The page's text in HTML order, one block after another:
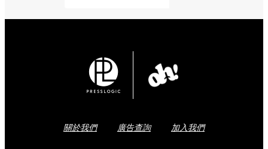
關於我們 廣告查詢 加入我們